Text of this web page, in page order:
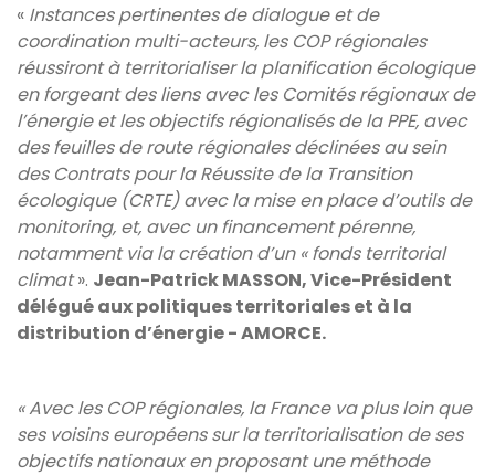
« Instances pertinentes de dialogue et de
coordination multi-acteurs, les COP régionales
réussiront à territorialiser la planification écologique
en forgeant des liens avec les Comités régionaux de
l’énergie et les objectifs régionalisés de la PPE, avec
des feuilles de route régionales déclinées au sein
des Contrats pour la Réussite de la Transition
écologique (CRTE) avec la mise en place d’outils de
monitoring, et, avec un financement pérenne,
notamment via la création d’un « fonds territorial
climat». Jean-Patrick MASSON, Vice-Président
délégué aux politiques territoriales et à la
distribution d’énergie - AMORCE.
« Avec les COP régionales, la France va plus loin que
ses voisins européens sur la territorialisation de ses
objectifs nationaux en proposant une méthode